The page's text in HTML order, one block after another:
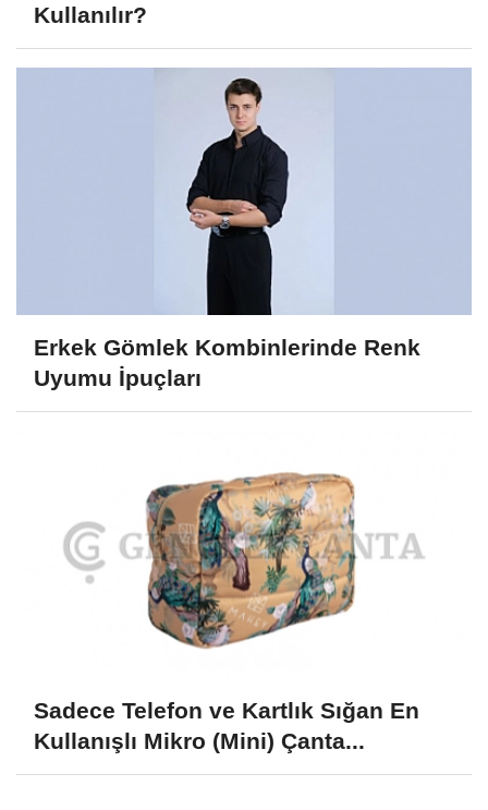
Kullanılır?
Erkek Gömlek Kombinlerinde Renk
Uyumu İpuçları
Sadece Telefon ve Kartlık Sığan En
Kullanışlı Mikro (Mini) Çanta...